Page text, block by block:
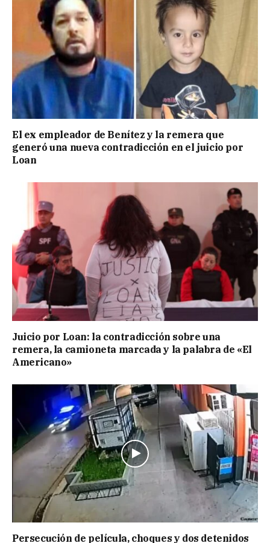
El ex empleador de Benítez y la remera que
generó una nueva contradicción en el juicio por
Loan
Juicio por Loan: la contradicción sobre una
remera, la camioneta marcada y la palabra de «El
Americano»
Persecución de película, choques y dos detenidos